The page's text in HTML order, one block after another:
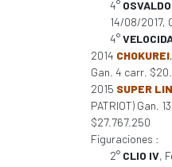
4°
14/08/2017,
4°
2014 CHOKUREI
Gan. 4 carr.
2015 SUPER
PATRIOT) Gan.
$27.767.250
Figuraciones :
2° CLIO IV,